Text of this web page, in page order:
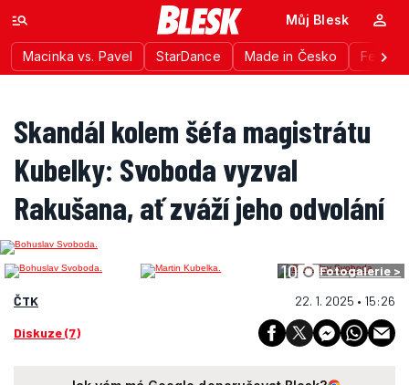
Macinka vs. Pavel StarDance Made in Česko
Můj Blesk
Skandál kolem šéfa magistrátu
Kubelky: Svoboda vyzval
Rakušana, ať zváží jeho odvolání
10
Fotogalerie >
ČTK
22. 1. 2025 • 15:26
Diskuze (7)